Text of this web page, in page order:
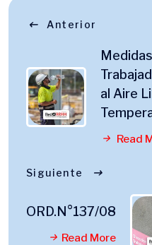
Anterior
al Aire
Read
Siguiente
ORD.N°137/08
Read More